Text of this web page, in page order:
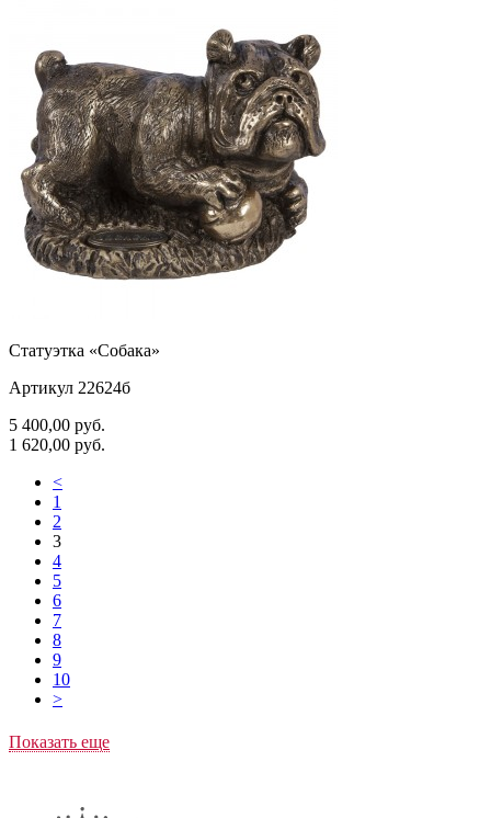
Статуэтка «Собака»
Артикул 22624б
5 400,00 руб.
1 620,00 руб.
<
1
2
3
4
5
6
7
8
9
10
>
Показать еще